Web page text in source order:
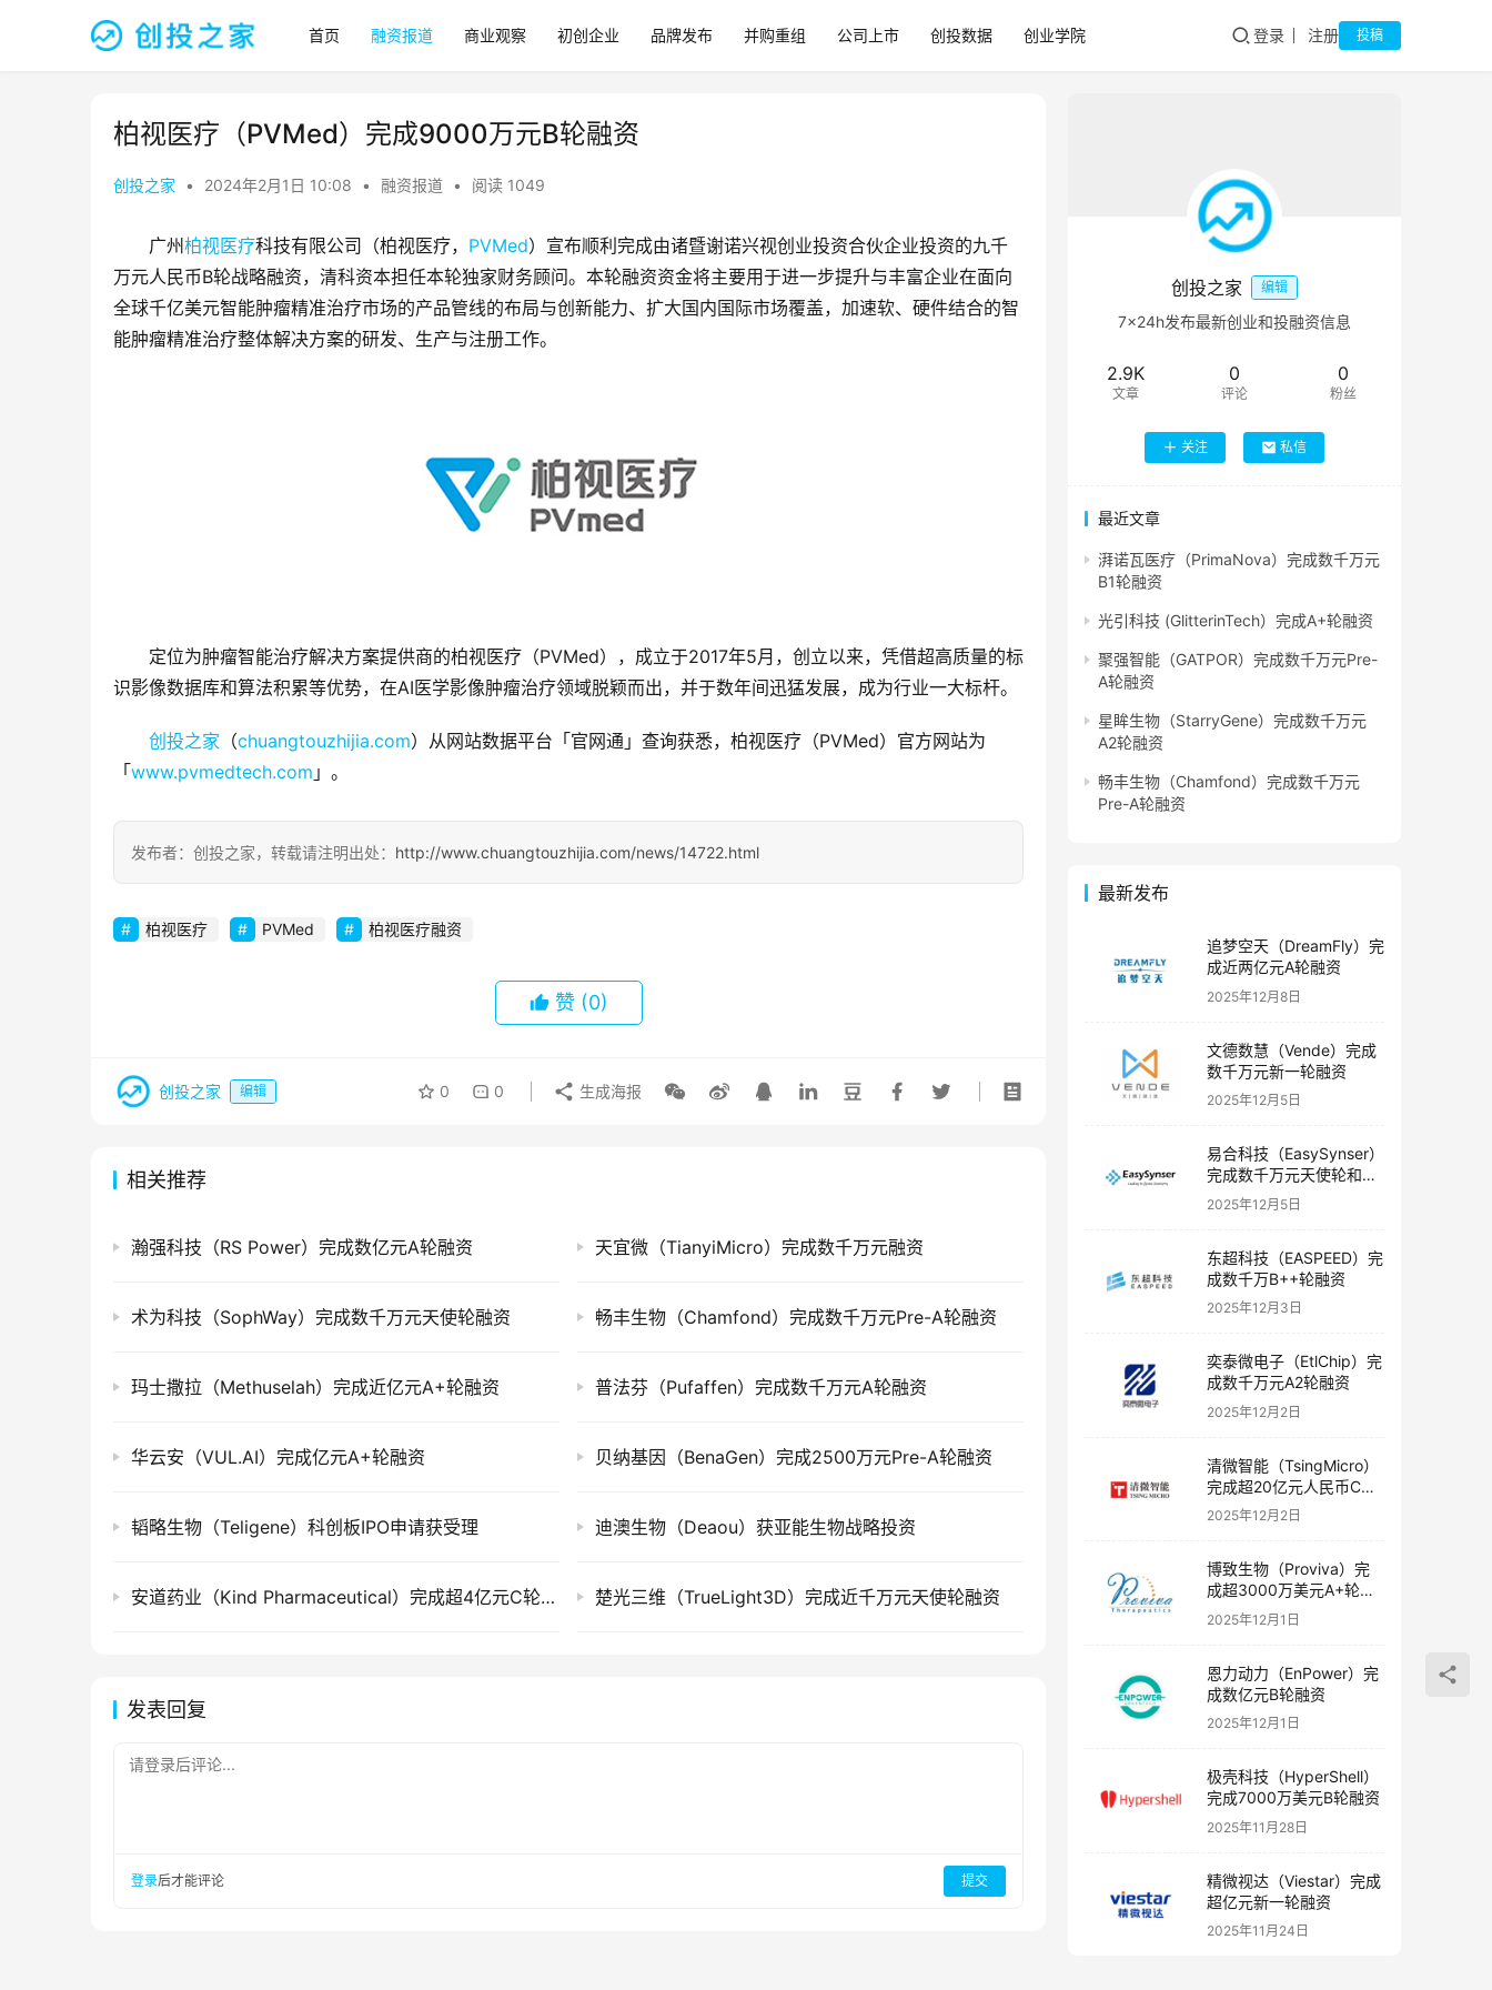
首页 融资报道 商业观察 初创企业 品牌发布 并购重组 公司上市 创投数据 创业学院 登录 注册 投稿
柏视医疗（PVMed）完成9000万元B轮融资
创投之家 • 2024年2月1日 10:08 • 融资报道 • 阅读 1049
广州柏视医疗科技有限公司（柏视医疗， PVMed）宣布顺利完成由诸暨谢诺兴视创业投资合伙企业投资的九千
万元人民币B轮战略融资，清科资本担任本轮独家财务顾问。本轮融资资金将主要用于进一步提升与丰富企业在面向
全球千亿美元智能肿瘤精准治疗市场的产品管线的布局与创新能力、扩大国内国际市场覆盖，加速软、硬件结合的智
能肿瘤精准治疗整体解决方案的研发、生产与注册工作。
定位为肿瘤智能治疗解决方案提供商的柏视医疗（PVMed），成立于2017年5月，创立以来，凭借超高质量的标
识影像数据库和算法积累等优势，在AI医学影像肿瘤治疗领域脱颖而出，并于数年间迅猛发展，成为行业一大标杆。
创投之家 （chuangtouzhijia.com）从网站数据平台「官网通」查询获悉，柏视医疗（PVMed）官方网站为
「www.pvmedtech.com 」。
发布者：创投之家，转载请注明出处： http://www.chuangtouzhijia.com/news/14722.html
柏视医疗 PVMed 柏视医疗融资
赞 (0)
创投之家 编辑 0 0 生成海报
相关推荐
瀚强科技（RS Power）完成数亿元A轮融资 天宜微（TianyiMicro）完成数千万元融资
术为科技（SophWay）完成数千万元天使轮融资 畅丰生物（Chamfond）完成数千万元Pre-A轮融资
玛士撒拉（Methuselah）完成近亿元A+轮融资 普法芬（Pufaffen）完成数千万元A轮融资
华云安（VUL.AI）完成亿元A+轮融资 贝纳基因（BenaGen）完成2500万元Pre-A轮融资
韬略生物（Teligene）科创板IPO申请获受理 迪澳生物（Deaou）获亚能生物战略投资
安道药业（Kind Pharmaceutical）完成超4亿元C轮融资 楚光三维（TrueLight3D）完成近千万元天使轮融资
发表回复
请登录后评论...
登录后才能评论 提交
创投之家 编辑
7×24h发布最新创业和投融资信息
2.9K
文章
0
评论
0
粉丝
关注 私信
最近文章
湃诺瓦医疗（PrimaNova）完成数千万元
B1轮融资
光引科技 (GlitterinTech）完成A+轮融资
聚强智能（GATPOR）完成数千万元Pre-
A轮融资
星眸生物（StarryGene）完成数千万元
A2轮融资
畅丰生物（Chamfond）完成数千万元
Pre-A轮融资
最新发布
追梦空天（DreamFly）完
成近两亿元A轮融资
2025年12月8日
文德数慧（Vende）完成
数千万元新一轮融资
2025年12月5日
易合科技（EasySynser）
完成数千万元天使轮和天
使+轮融资
2025年12月5日
东超科技（EASPEED）完
成数千万B++轮融资
2025年12月3日
奕泰微电子（EtlChip）完
成数千万元A2轮融资
2025年12月2日
清微智能（TsingMicro）
完成超20亿元人民币C轮
融资
2025年12月2日
博致生物（Proviva）完
成超3000万美元A+轮融
资
2025年12月1日
恩力动力（EnPower）完
成数亿元B轮融资
2025年12月1日
极壳科技（HyperShell）
完成7000万美元B轮融资
2025年11月28日
精微视达（Viestar）完成
超亿元新一轮融资
2025年11月24日